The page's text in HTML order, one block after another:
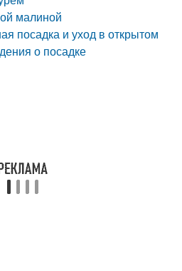
малиной
посадка и уход в открытом
о посадке